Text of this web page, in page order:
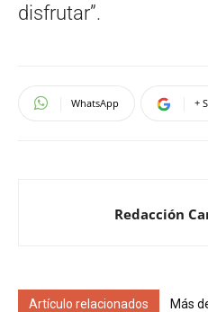
disfrutar”.
WhatsApp +
Redacción
Artículo relacionados Más